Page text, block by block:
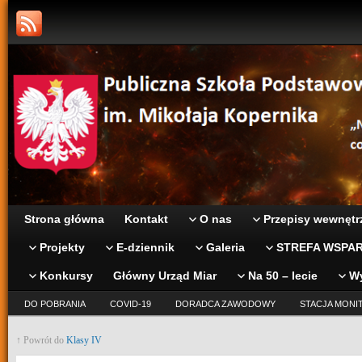
Strona główna Kontakt O nas Przepisy
Projekty E-dziennik Galeria STREFA
Konkursy Główny Urząd Miar Na 50 – lecie
DO POBRANIA COVID-19 DORADCA ZAWODOWY STACJA
↑ Powrót do Klasy IV